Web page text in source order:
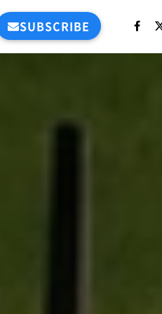
SUBSCRIBE